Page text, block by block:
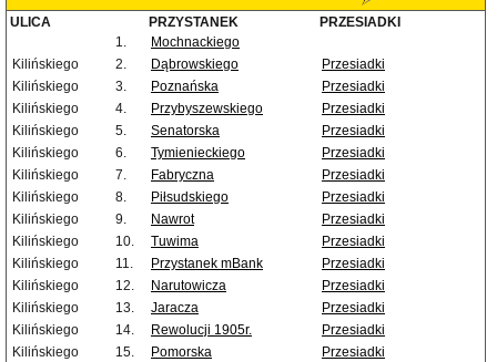
ULICA PRZYSTANEK
PRZESIADKI
1.
Mochnackiego
Kilińskiego
2. Dąbrowskiego
Przesiadki
Kilińskiego
3. Poznańska
Przesiadki
Kilińskiego
4. Przybyszewskiego
Przesiadki
Kilińskiego
5. Senatorska
Przesiadki
Kilińskiego
6. Tymienieckiego
Przesiadki
Kilińskiego
7. Fabryczna
Przesiadki
Kilińskiego
8. Piłsudskiego
Przesiadki
Kilińskiego
9. Nawrot
Przesiadki
Kilińskiego
10. Tuwima
Przesiadki
Kilińskiego
11. Przystanek mBank
Przesiadki
Kilińskiego
12. Narutowicza
Przesiadki
Kilińskiego
13. Jaracza
Przesiadki
Kilińskiego
14. Rewolucji 1905r.
Przesiadki
Kilińskiego
15. Pomorska
Przesiadki